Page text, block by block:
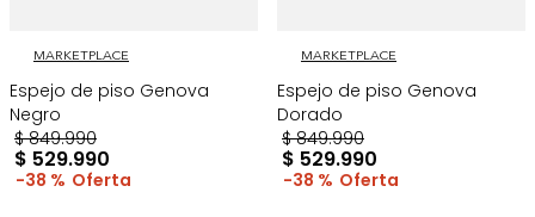
MARKETPLACE
Espejo de piso Genova
Negro
$ 849.990
$ 529.990
38 %
MARKETPLACE
Espejo de piso Genova
Dorado
$ 849.990
$ 529.990
38 %